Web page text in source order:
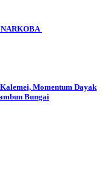
Momentum Dayak
Bungai